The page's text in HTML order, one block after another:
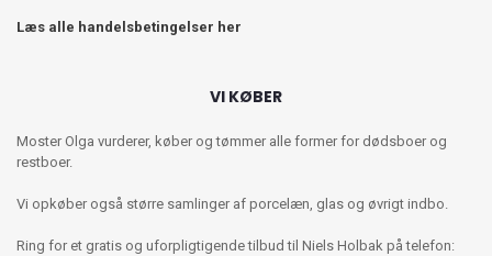
Læs alle handelsbetingelser her
VI KØBER
Moster Olga vurderer, køber og tømmer alle former for dødsboer og
restboer.
Vi opkøber også større samlinger af porcelæn, glas og øvrigt indbo.
Ring for et gratis og uforpligtigende tilbud til Niels Holbak på telefon: